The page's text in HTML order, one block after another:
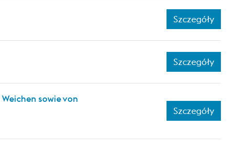
Szczegóły
Szczegóły
sowie von
Szczegóły